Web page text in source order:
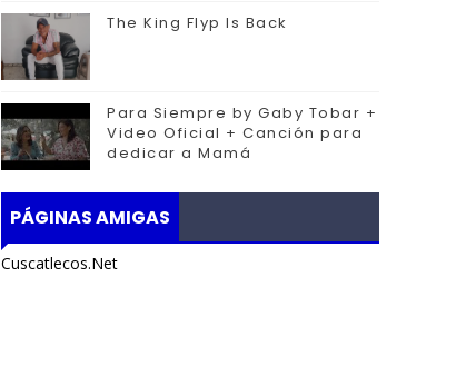
The King Flyp Is Back
Para Siempre by Gaby Tobar +
Video Oficial + Canción para
dedicar a Mamá
PÁGINAS AMIGAS
Cuscatlecos.Net